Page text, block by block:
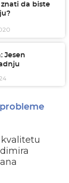
da biste
Jesen
probleme